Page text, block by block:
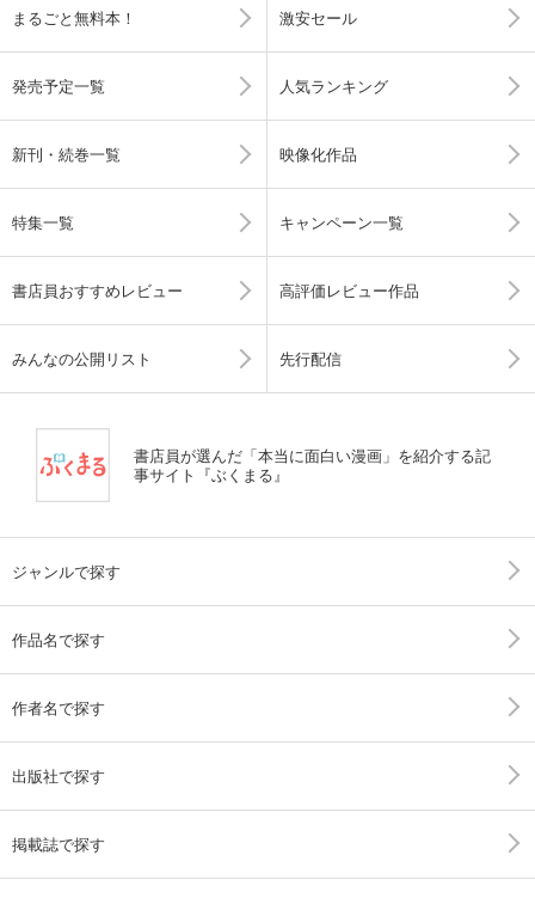
まるごと無料本！ 激安セール
発売予定一覧 人気ランキング
新刊・続巻一覧 映像化作品
特集一覧 キャンペーン一覧
書店員おすすめレビュー 高評価レビュー作品
みんなの公開リスト 先行配信
書店員が選んだ「本当に面白い漫画」を紹介する記
事サイト『ぶくまる』
ジャンルで探す
作品名で探す
作者名で探す
出版社で探す
掲載誌で探す